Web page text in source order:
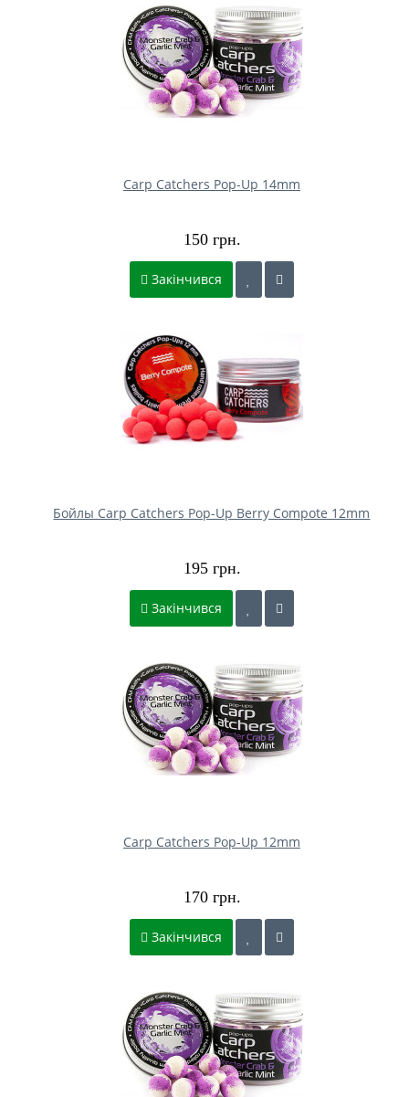
Carp Catchers Pop-Up 14mm
150 грн.
Закінчився
Бойлы Carp Catchers Pop-Up Berry Compote 12mm
195 грн.
Закінчився
Carp Catchers Pop-Up 12mm
170 грн.
Закінчився